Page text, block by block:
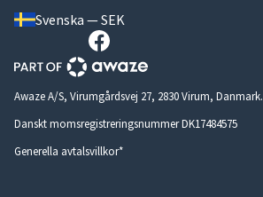
Svenska — SEK
Awaze A/S, Virumgårdsvej 27, 2830 Virum, Danmark.
Danskt momsregistreringsnummer DK17484575
Generella avtalsvillkor*